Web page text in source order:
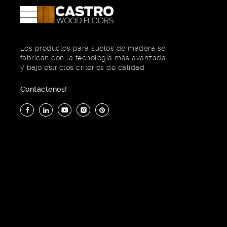
Los productos para suelos de madera se
fabrican con la tecnología más avanzada
y bajo estrictos criterios de calidad.
Contáctenos!